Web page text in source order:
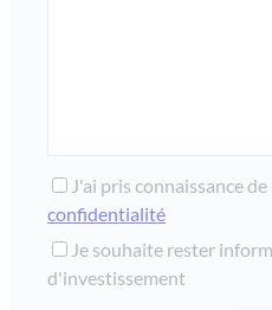
J'ai pris connaissance de
confidentialité
Je souhaite rester
d'investissement